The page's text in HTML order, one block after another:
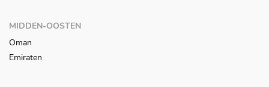
MIDDEN-OOSTEN
Oman
Emiraten